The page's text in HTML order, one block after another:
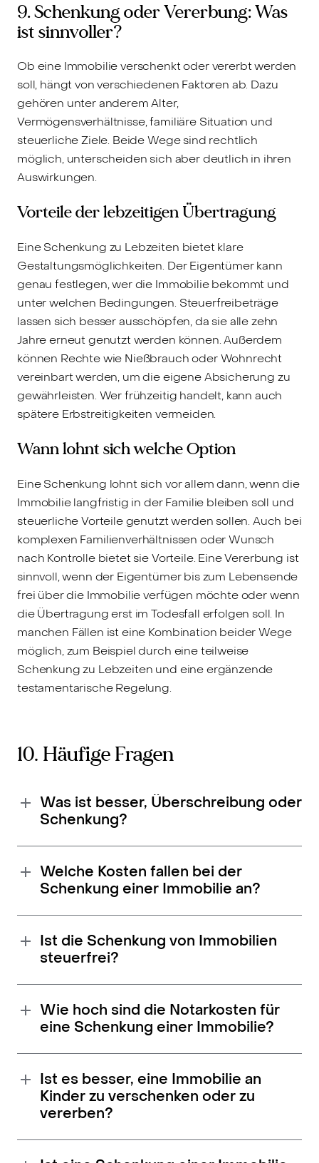
9. Schenkung oder Vererbung: Was
ist sinnvoller?
Ob eine Immobilie verschenkt oder vererbt werden
soll, hängt von verschiedenen Faktoren ab. Dazu
gehören unter anderem Alter,
Vermögensverhältnisse, familiäre Situation und
steuerliche Ziele. Beide Wege sind rechtlich
möglich, unterscheiden sich aber deutlich in ihren
Auswirkungen.
Vorteile der lebzeitigen Übertragung
Eine Schenkung zu Lebzeiten bietet klare
Gestaltungsmöglichkeiten. Der Eigentümer kann
genau festlegen, wer die Immobilie bekommt und
unter welchen Bedingungen. Steuerfreibeträge
lassen sich besser ausschöpfen, da sie alle zehn
Jahre erneut genutzt werden können. Außerdem
können Rechte wie Nießbrauch oder Wohnrecht
vereinbart werden, um die eigene Absicherung zu
gewährleisten. Wer frühzeitig handelt, kann auch
spätere Erbstreitigkeiten vermeiden.
Wann lohnt sich welche Option
Eine Schenkung lohnt sich vor allem dann, wenn die
Immobilie langfristig in der Familie bleiben soll und
steuerliche Vorteile genutzt werden sollen. Auch bei
komplexen Familienverhältnissen oder Wunsch
nach Kontrolle bietet sie Vorteile. Eine Vererbung ist
sinnvoll, wenn der Eigentümer bis zum Lebensende
frei über die Immobilie verfügen möchte oder wenn
die Übertragung erst im Todesfall erfolgen soll. In
manchen Fällen ist eine Kombination beider Wege
möglich, zum Beispiel durch eine teilweise
Schenkung zu Lebzeiten und eine ergänzende
testamentarische Regelung.
10. Häufige Fragen
Was ist besser, Überschreibung oder
Schenkung?
Welche Kosten fallen bei der
Schenkung einer Immobilie an?
Ist die Schenkung von Immobilien
steuerfrei?
Wie hoch sind die Notarkosten für
eine Schenkung einer Immobilie?
Ist es besser, eine Immobilie an
Kinder zu verschenken oder zu
vererben?